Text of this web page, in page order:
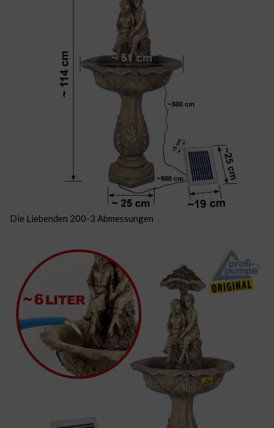
Die Liebenden 200-3 Abmessungen